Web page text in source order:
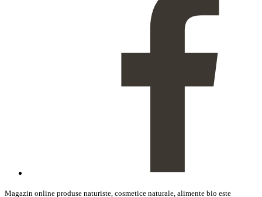
Magazin online produse naturiste, cosmetice naturale, alimente bio este